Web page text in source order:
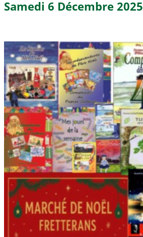
Samedi 6 Décembre 2025